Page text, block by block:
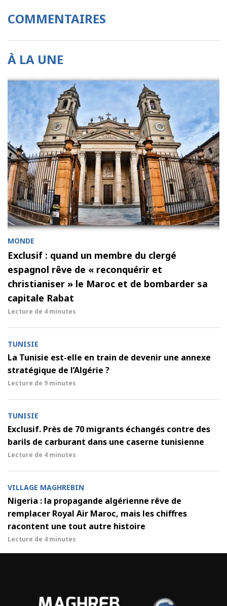
COMMENTAIRES
À LA UNE
MONDE
Exclusif : quand un membre du clergé
espagnol rêve de « reconquérir et
christianiser » le Maroc et de bombarder sa
capitale Rabat
Lecture de 4 minutes
TUNISIE
La Tunisie est-elle en train de devenir une annexe
stratégique de l’Algérie ?
Lecture de 9 minutes
TUNISIE
Exclusif. Près de 70 migrants échangés contre des
barils de carburant dans une caserne tunisienne
Lecture de 4 minutes
VILLAGE MAGHREBIN
Nigeria : la propagande algérienne rêve de
remplacer Royal Air Maroc, mais les chiffres
racontent une tout autre histoire
Lecture de 4 minutes